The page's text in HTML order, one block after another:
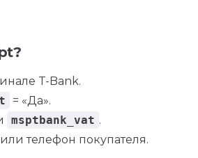
T-Bank.
= «Да».
msptbank_vat .
телефон покупателя.